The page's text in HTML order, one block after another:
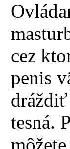
cez
penis
dráždiť
tesná.